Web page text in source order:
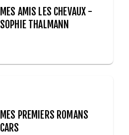
MES AMIS LES CHEVAUX -
SOPHIE THALMANN
MES PREMIERS ROMANS
CARS